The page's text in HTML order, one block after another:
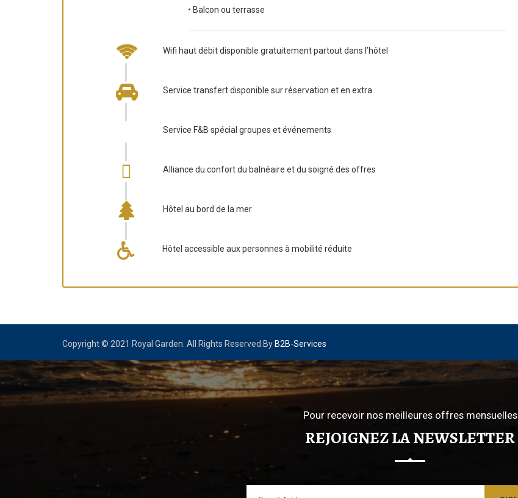
• Balcon ou terrasse
Wifi haut débit disponible gratuitement partout dans l’hôtel
Service transfert disponible sur réservation et en extra
Service F&B spécial groupes et événements
Alliance du confort du balnéaire et du soigné des offres
Hôtel au bord de la mer
Hôtel accessible aux personnes à mobilité réduite
Copyright © 2021 Royal Garden. All Rights Reserved.By B2B-Services
Pour recevoir nos meilleures offres mensuelles
REJOIGNEZ LA NEWSLETTER